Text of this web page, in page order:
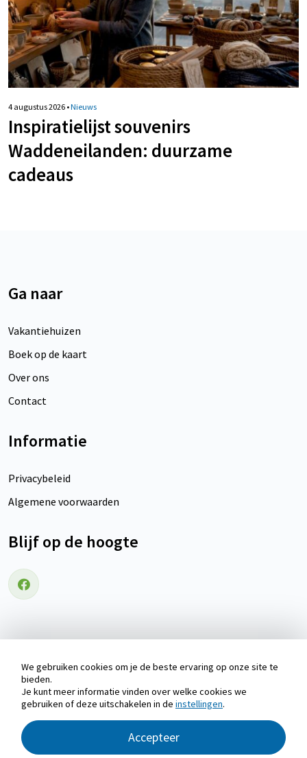
4 augustus 2026 •Nieuws
Inspiratielijst souvenirs
Waddeneilanden: duurzame
cadeaus
Ga naar
Vakantiehuizen
Boek op de kaart
Over ons
Contact
Informatie
Privacybeleid
Algemene voorwaarden
Blijf op de hoogte
Volg ons op Facebook
Betaal veilig met:
We gebruiken cookies om je de beste ervaring op onze site te
bieden.
Je kunt meer informatie vinden over welke cookies we
gebruiken of deze uitschakelen in de instellingen.
Accepteer